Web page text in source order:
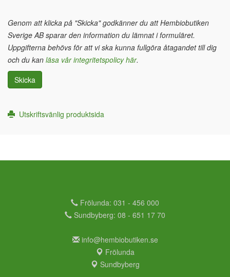
Genom att klicka på "Skicka" godkänner du att Hembiobutiken
Sverige AB sparar den information du lämnat i formuläret.
Uppgifterna behövs för att vi ska kunna fullgöra åtagandet till dig
och du kan läsa vår integritetspolicy här.
Skicka
Utskriftsvänlig produktsida
Frölunda: 031 - 456 000
Sundbyberg: 08 - 651 17 70
info@hembiobutiken.se
Frölunda
Sundbyberg